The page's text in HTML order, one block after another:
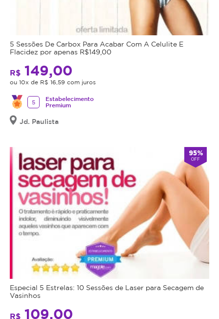
5 Sessões De Carbox Para Acabar Com A Celulite E
Flacidez por apenas R$149,00
R$ 149,00
ou 10x de R$ 16,59 com juros
5
Estabelecimento
Premium
Jd. Paulista
95%
OFF
Especial 5 Estrelas: 10 Sessões de Laser para Secagem de
Vasinhos
R$ 109,00